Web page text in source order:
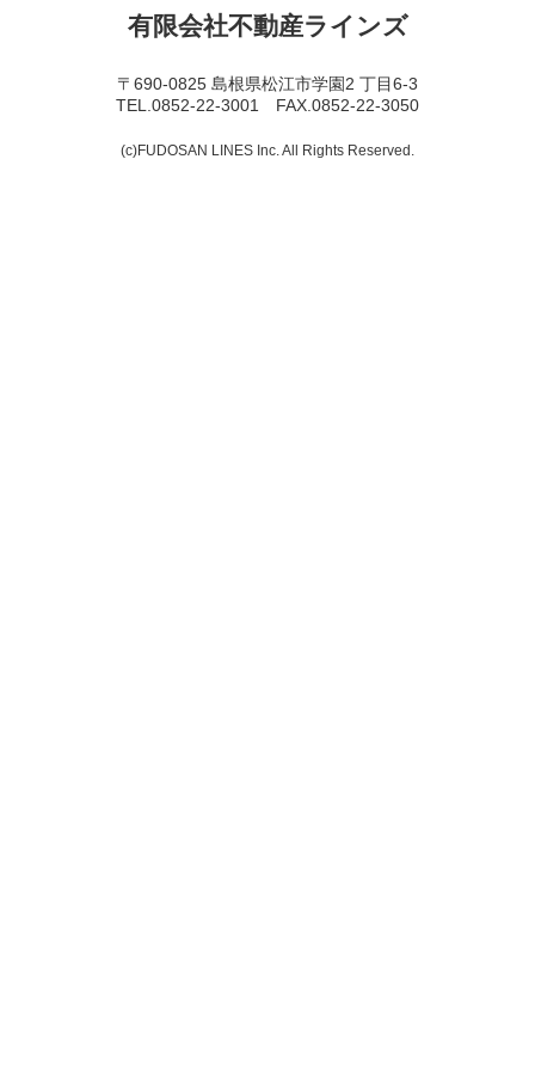
有限会社不動産ラインズ
〒690-0825 島根県松江市学園2 丁目6-3
TEL.0852-22-3001 FAX.0852-22-3050
(c)FUDOSAN LINES Inc. All Rights Reserved.